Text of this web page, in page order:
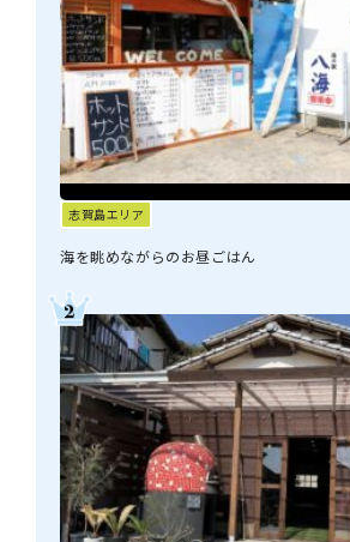
志賀島エリア
海を眺めながらのお昼ごはん